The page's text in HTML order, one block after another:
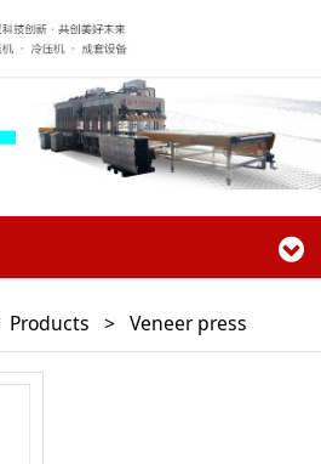
Products > Veneer press